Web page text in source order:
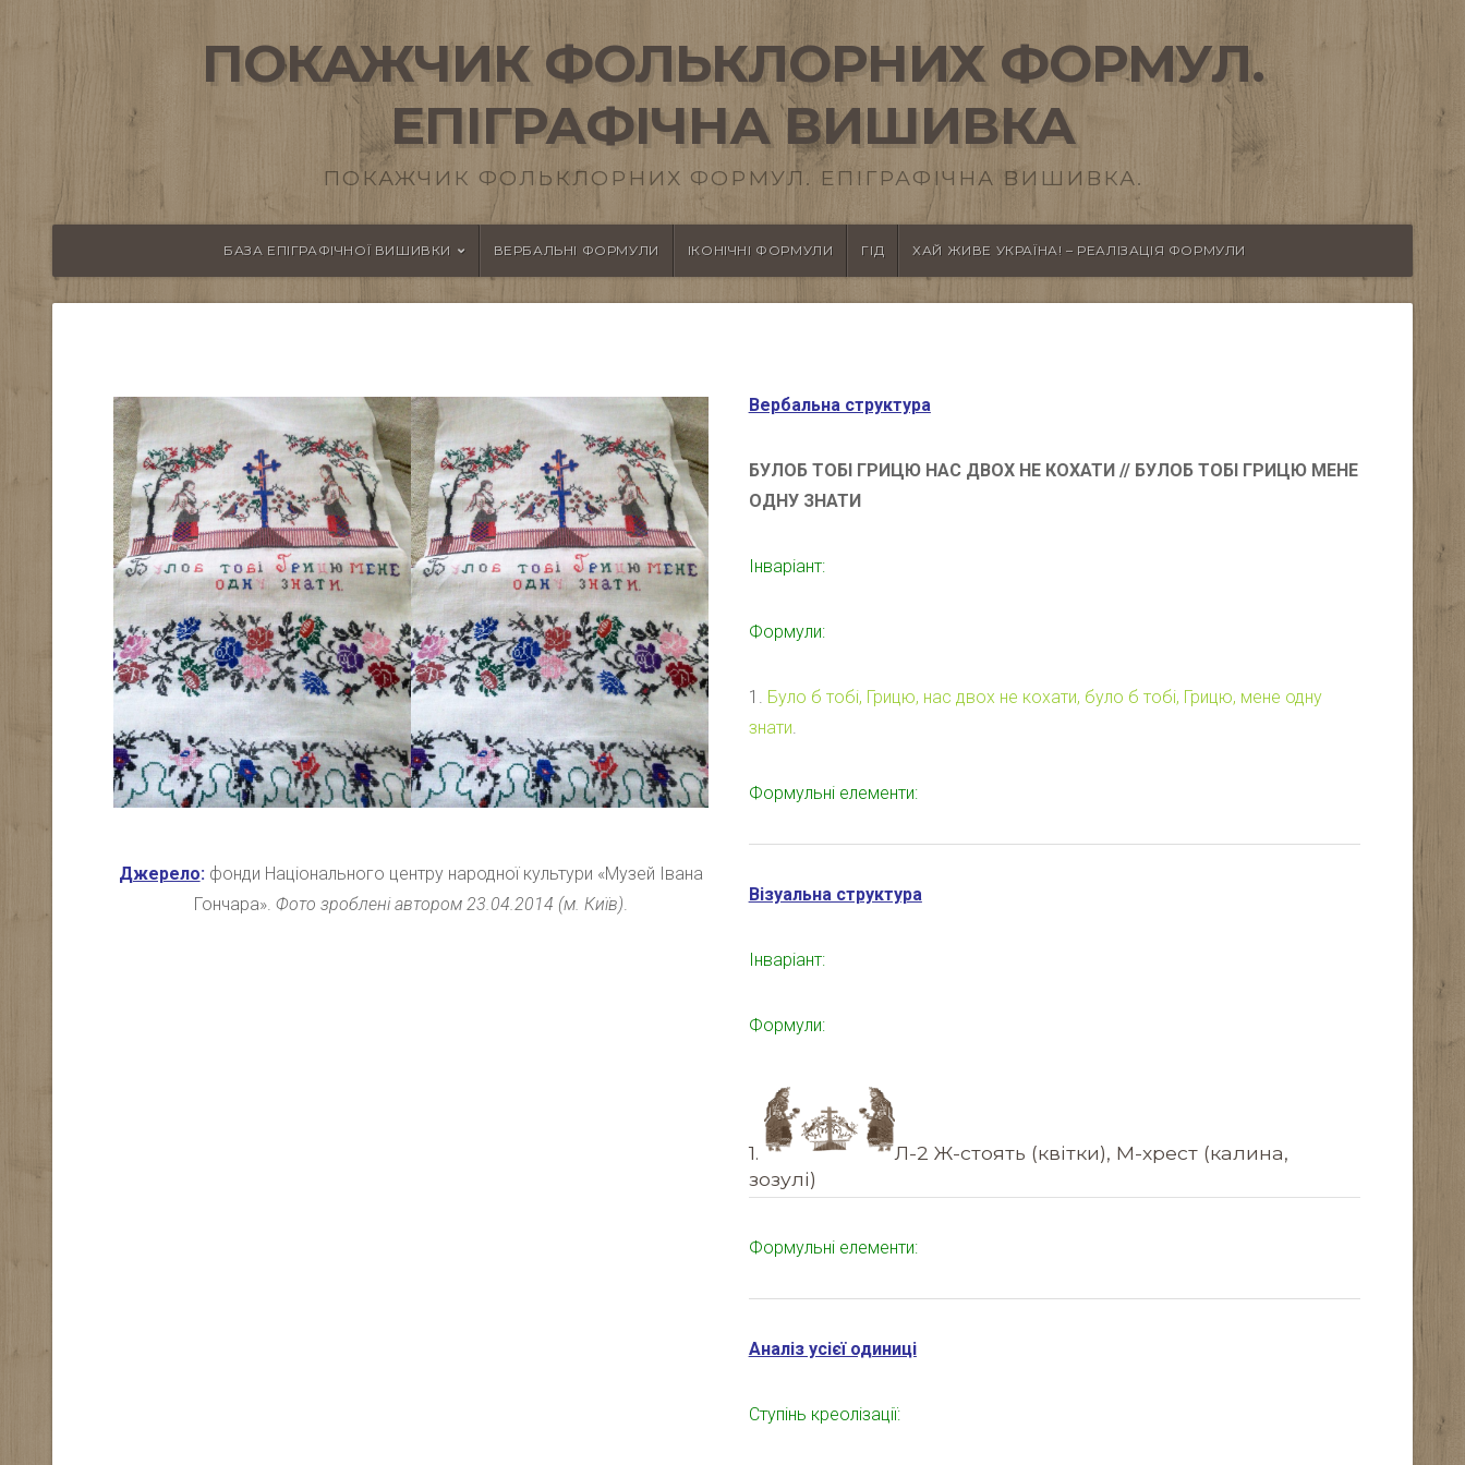
ПОКАЖЧИК ФОЛЬКЛОРНИХ ФОРМУЛ.
ЕПІГРАФІЧНА ВИШИВКА
ПОКАЖЧИК ФОЛЬКЛОРНИХ ФОРМУЛ. ЕПІГРАФІЧНА ВИШИВКА.
БАЗА ЕПІГРАФІЧНОЇ ВИШИВКИ ВЕРБАЛЬНІ ФОРМУЛИ ІКОНІЧНІ ФОРМУЛИ ГІД ХАЙ ЖИВЕ УКРАЇНА! – РЕАЛІЗАЦІЯ ФОРМУЛИ
Джерело:фонди Національного центру народної культури «Музей Івана
Гончара». Фото зроблені автором 23.04.2014 (м. Київ).
Вербальна структура
БУЛОБ ТОБІ ГРИЦЮ НАС ДВОХ НЕ КОХАТИ //БУЛОБ ТОБІ ГРИЦЮ МЕНЕ
ОДНУ ЗНАТИ
Інваріант:
Формули:
1. Було б тобі, Грицю, нас двох не кохати, було б тобі, Грицю, мене одну
знати.
Формульні елементи:
Візуальна структура
Інваріант:
Формули:
1.
Л-2 Ж-стоять (квітки), М-хрест (калина,
зозулі)
Формульні елементи:
Аналіз усієї одиниці
Ступінь креолізації: